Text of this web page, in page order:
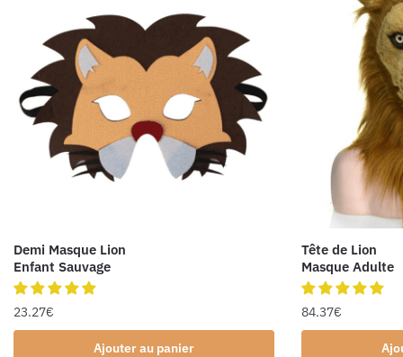
Demi Masque Lion
Enfant Sauvage
23.27€
Ajouter au panier
Tête de Lion
Masque Adulte
84.37€